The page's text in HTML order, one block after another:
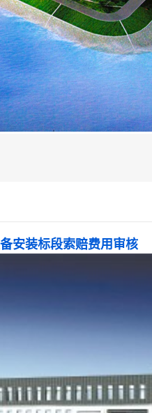
安装标段索赔费用审核